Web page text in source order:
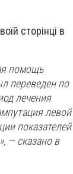
сторінці в
помощь
переведен по
лечения
левой
показателей
— сказано в